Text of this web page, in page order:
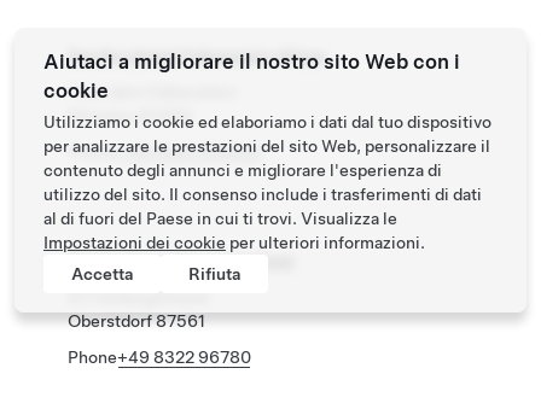
Das Burghotel Falkenstein Allgau
1 Auf dem Falkenstein
Pfronten 87459
Phone+49 8363 914540
Oberstdorf 87561
Phone+49 8322 96780
Aiutaci a migliorare il nostro sito Web con i
cookie
Utilizziamo i cookie ed elaboriamo i dati dal tuo dispositivo
per analizzare le prestazioni del sito Web, personalizzare il
contenuto degli annunci e migliorare l'esperienza di
utilizzo del sito. Il consenso include i trasferimenti di dati
al di fuori del Paese in cui ti trovi. Visualizza le
Impostazioni dei cookie per ulteriori informazioni.
Accetta
Rifiuta